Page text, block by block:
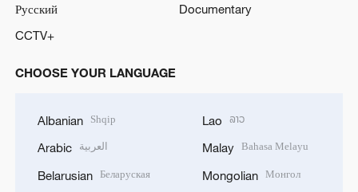
Русский
Documentary
CCTV+
CHOOSE YOUR LANGUAGE
Albanian Shqip
Arabic العربية
Belarusian Беларуская
Lao ລາວ
Malay Bahasa Melayu
Mongolian Монгол